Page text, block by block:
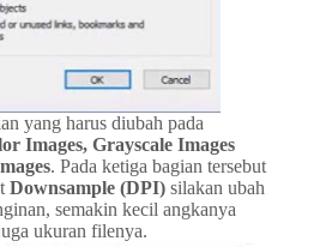
yang harus diubah pada
Images, Grayscale Images
. Pada ketiga bagian tersebut
Downsample (DPI) silakan ubah
semakin kecil angkanya
ukuran filenya.